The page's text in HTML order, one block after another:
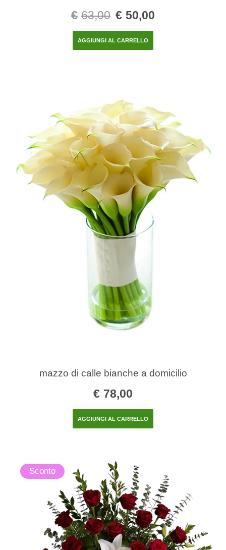
€ 63,00 € 50,00
AGGIUNGI AL CARRELLO
mazzo di calle bianche a domicilio
€ 78,00
AGGIUNGI AL CARRELLO
Sconto